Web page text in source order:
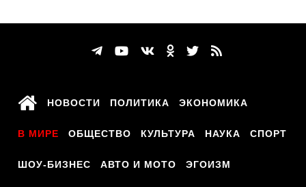
НОВОСТИ ПОЛИТИКА ЭКОНОМИКА
В МИРЕ ОБЩЕСТВО КУЛЬТУРА НАУКА СПОРТ
ШОУ-БИЗНЕС АВТО И МОТО ЭГОИЗМ